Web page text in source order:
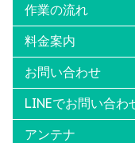
作業の流れ
料金案内
お問い合わせ
LINEでお問い合わ
アンテナ